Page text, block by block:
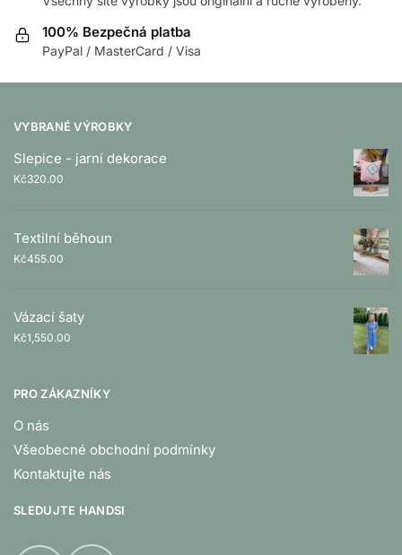
100% Bezpečná platba
PayPal / MasterCard / Visa
VYBRANÉ VÝROBKY
Slepice - jarní dekorace
Kč320.00
Textilní běhoun
Kč455.00
Vázací šaty
Kč1,550.00
PRO ZÁKAZNÍKY
O nás
Všeobecné obchodní podmínky
Kontaktujte nás
SLEDUJTE HANDSI